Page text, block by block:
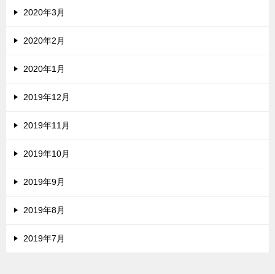
2020年3月
2020年2月
2020年1月
2019年12月
2019年11月
2019年10月
2019年9月
2019年8月
2019年7月